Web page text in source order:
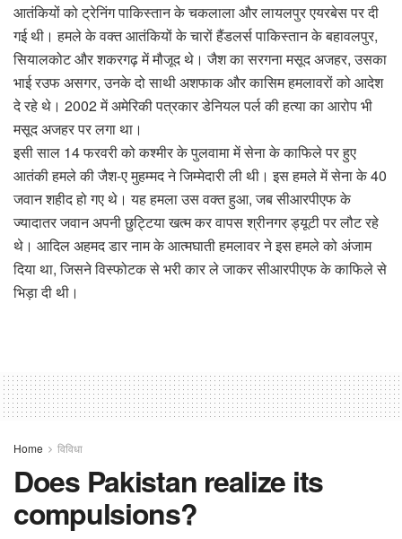
आतंकियों को ट्रेनिंग पाकिस्तान के चकलाला और लायलपुर एयरबेस पर दी
गई थी। हमले के वक्त आतंकियों के चारों हैंडलर्स पाकिस्तान के बहावलपुर,
सियालकोट और शकरगढ़ में मौजूद थे। जैश का सरगना मसूद अजहर, उसका
भाई रउफ असगर, उनके दो साथी अशफाक और कासिम हमलावरों को आदेश
दे रहे थे। 2002 में अमेरिकी पत्रकार डेनियल पर्ल की हत्या का आरोप भी
मसूद अजहर पर लगा था।
इसी साल 14 फरवरी को कश्मीर के पुलवामा में सेना के काफिले पर हुए
आतंकी हमले की जैश-ए मुहम्मद ने जिम्मेदारी ली थी। इस हमले में सेना के 40
जवान शहीद हो गए थे। यह हमला उस वक्त हुआ, जब सीआरपीएफ के
ज्यादातर जवान अपनी छुट्टिया खत्म कर वापस श्रीनगर ड्यूटी पर लौट रहे
थे। आदिल अहमद डार नाम के आत्मघाती हमलावर ने इस हमले को अंजाम
दिया था, जिसने विस्फोटक से भरी कार ले जाकर सीआरपीएफ के काफिले से
भिड़ा दी थी।
Home विविधा
Does Pakistan realize its
compulsions?